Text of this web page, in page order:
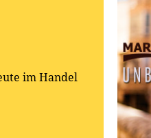
im Handel